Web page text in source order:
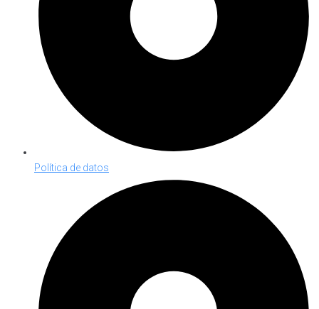
Política de datos